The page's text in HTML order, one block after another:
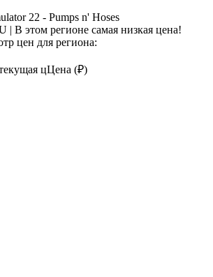
22 - Pumps n' Hoses
| В этом регионе самая низкая цена!
цен для региона:
цЦена (₽)